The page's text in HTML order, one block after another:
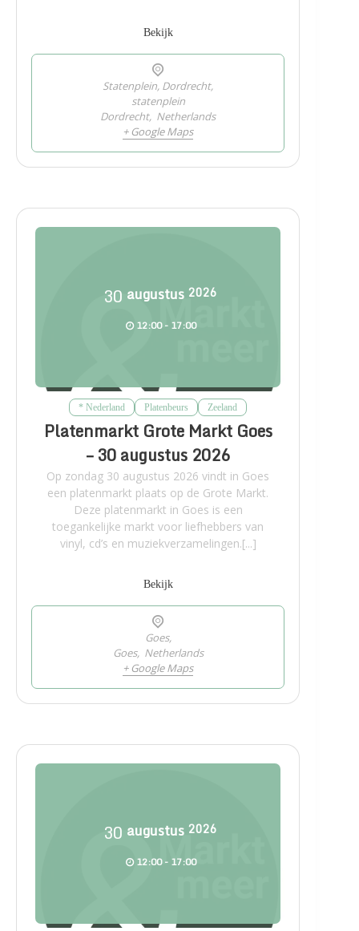
Bekijk
Statenplein, Dordrecht,
statenplein
Dordrecht, Netherlands
+ Google Maps
30 augustus 2026
12:00 - 17:00
* Nederland Platenbeurs Zeeland
Platenmarkt Grote Markt Goes
– 30 augustus 2026
Op zondag 30 augustus 2026 vindt in Goes
een platenmarkt plaats op de Grote Markt.
Deze platenmarkt in Goes is een
toegankelijke markt voor liefhebbers van
vinyl, cd’s en muziekverzamelingen.[...]
Bekijk
Goes,
Goes, Netherlands
+ Google Maps
30 augustus 2026
12:00 - 17:00